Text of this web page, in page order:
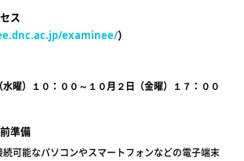
ス
examinee/）
曜）１０：００～１０月２日（金曜）１７：００
準備
続可能なパソコンやスマートフォンなどの電子端末